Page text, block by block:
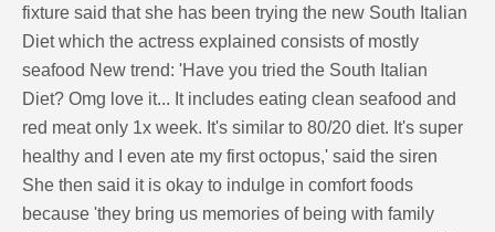
fixture said that she has been trying the new South Italian
Diet which the actress explained consists of mostly
seafood New trend: 'Have you tried the South Italian
Diet? Omg love it... It includes eating clean seafood and
red meat only 1x week. It's similar to 80/20 diet. It's super
healthy and I even ate my first octopus,' said the siren
She then said it is okay to indulge in comfort foods
because 'they bring us memories of being with family